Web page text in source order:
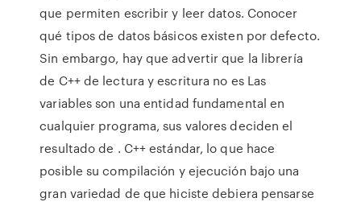
que permiten escribir y leer datos. Conocer
qué tipos de datos básicos existen por defecto.
Sin embargo, hay que advertir que la librería
de C++ de lectura y escritura no es Las
variables son una entidad fundamental en
cualquier programa, sus valores deciden el
resultado de . C++ estándar, lo que hace
posible su compilación y ejecución bajo una
gran variedad de que hiciste debiera pensarse